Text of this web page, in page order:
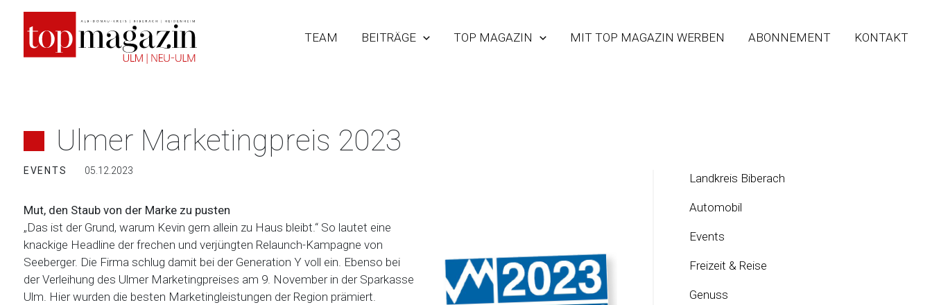
springen
TEAM BEITRÄGE TOP MAGAZIN MIT TOP MAGAZIN WERBEN ABONNEMENT KONTAKT
Ulmer Marketingpreis 2023
EVENTS 05.12.2023
Mut, den Staub von der Marke zu pusten
„Das ist der Grund, warum Kevin gern allein zu Haus bleibt.“ So lautet eine
knackige Headline der frechen und verjüngten Relaunch-Kampagne von
Seeberger. Die Firma schlug damit bei der Generation Y voll ein. Ebenso bei
der Verleihung des Ulmer Marketingpreises am 9. November in der Sparkasse
Ulm. Hier wurden die besten Marketingleistungen der Region prämiert.
Landkreis Biberach
Automobil
Events
Freizeit & Reise
Genuss